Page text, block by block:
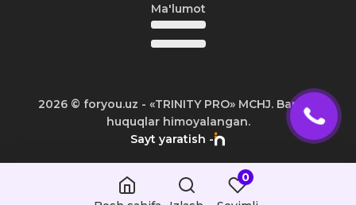
Ma'lumot
2026© foryou.uz - «TRINITY PRO» MCHJ. Barcha
huquqlar himoyalangan.
Sayt yaratish -
0